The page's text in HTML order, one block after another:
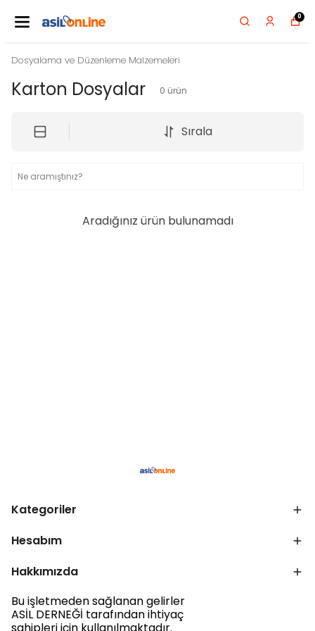
0
Dosyalama ve Düzenleme Malzemeleri
Karton Dosyalar 0 ürün
Sırala
Aradığınız ürün bulunamadı
Kategoriler
Hesabım
Hakkımızda
Bu işletmeden sağlanan gelirler
ASİL DERNEĞİ tarafından ihtiyaç